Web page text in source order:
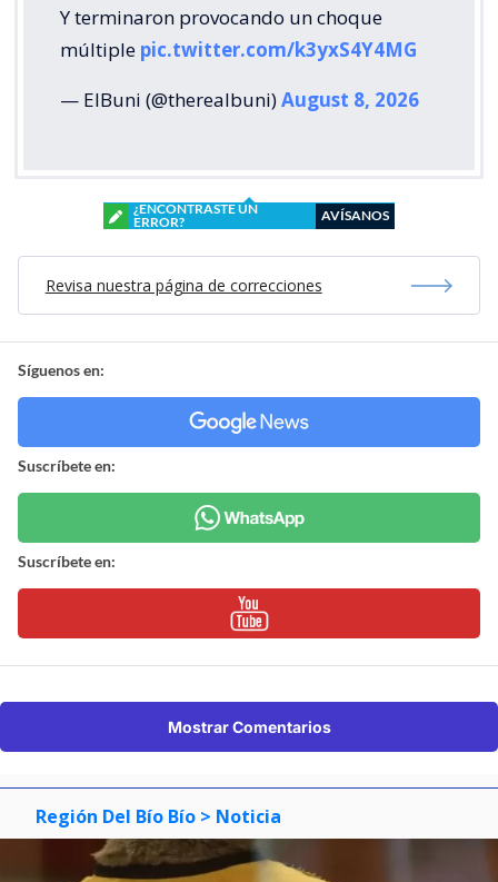
Y terminaron provocando un choque
múltiple pic.twitter.com/k3yxS4Y4MG
— ElBuni (@therealbuni)August 8, 2026
¿ENCONTRASTE UN
ERROR?
AVÍSANOS
Revisa nuestra página de correcciones
Síguenos en:
Suscríbete en:
Suscríbete en:
Mostrar Comentarios
Región Del Bío Bío > Noticia